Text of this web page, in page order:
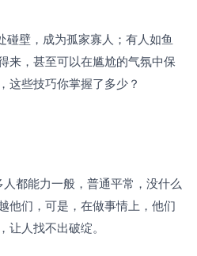
来，甚至可以在尴尬的气氛中保
这些技巧你掌握了多少？
他们，可是，在做事情上，他们
人找不出破绽。